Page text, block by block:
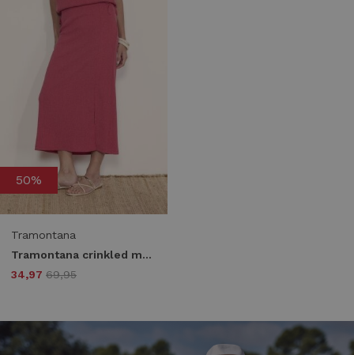
50%
Tramontana
Tramontana crinkled maxi skirt t02-20-201 004250-raspberry
34,97 69,95